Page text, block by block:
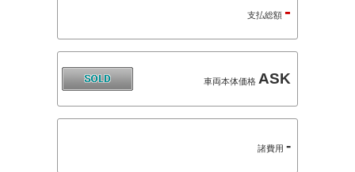
支払総額 -
車両本体価格 ASK
諸費用 -